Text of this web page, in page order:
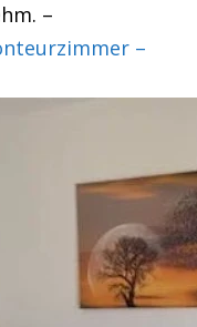
–
–